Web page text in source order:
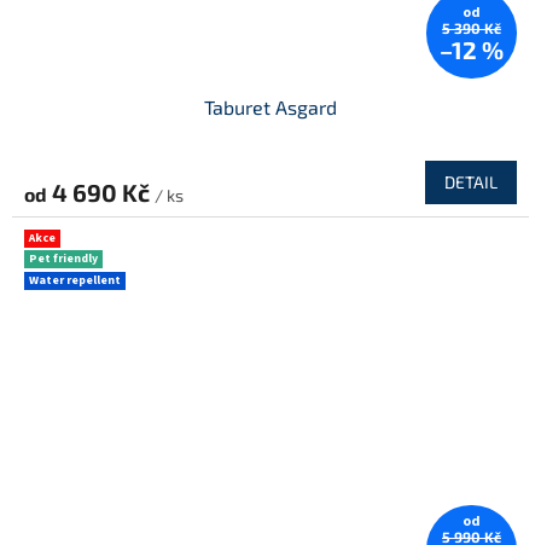
od
5 390 Kč
–12 %
Taburet Asgard
od 4 690 Kč / ks
DETAIL
Akce
Pet friendly
Water repellent
od
5 990 Kč